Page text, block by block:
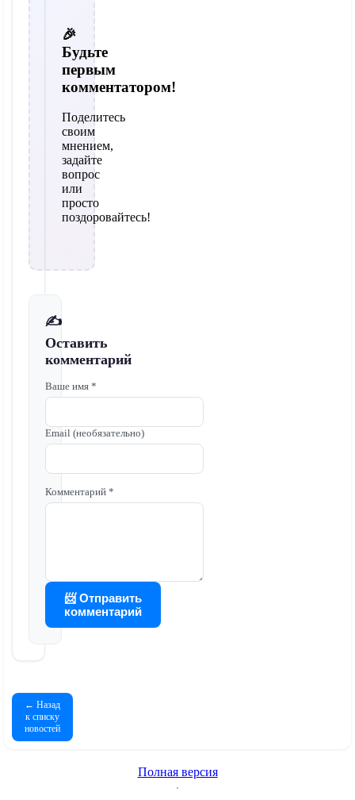
🎉
Будьте
первым
комментатором!
Поделитесь
своим
мнением,
задайте
вопрос
или
просто
поздоровайтесь!
✍️
Оставить
комментарий
Ваше имя *
Email (необязательно)
Комментарий *
📨 Отправить
комментарий
← Назад
к списку
новостей
Полная версия